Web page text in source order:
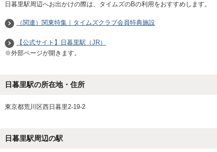
日暮里駅周辺へお出かけの際は、タイムズのBの利用をおすすめします。
（関連）関東特集｜タイムズクラブ会員特典施設
【公式サイト】日暮里駅（JR）
※外部ページが開きます。
日暮里駅の所在地・住所
東京都荒川区西日暮里2-19-2
日暮里駅周辺の駅